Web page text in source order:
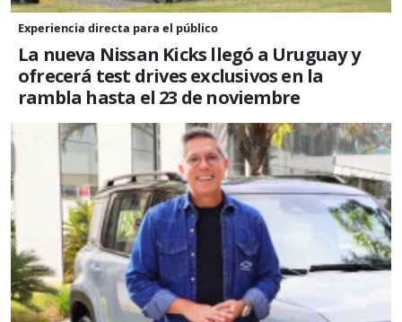
Experiencia directa para el público
La nueva Nissan Kicks llegó a Uruguay y
ofrecerá test drives exclusivos en la
rambla hasta el 23 de noviembre